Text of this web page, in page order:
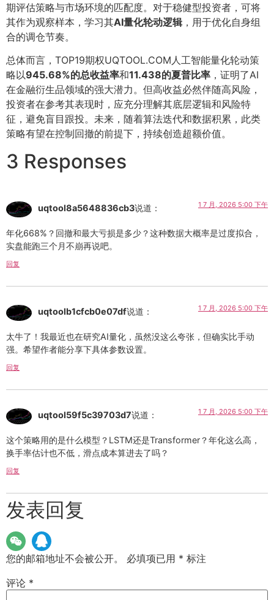
期评估策略与市场环境的匹配度。对于稳健型投资者，可将
其作为观察样本，学习其AI量化轮动逻辑，用于优化自身组
合的调仓节奏。
总体而言，TOP19期权UQTOOL.COM人工智能量化轮动策
略以945.68%的总收益率和11.438的夏普比率 ，证明了AI
在金融衍生品领域的强大潜力。但高收益必然伴随高风险，
投资者在参考其表现时，应充分理解其底层逻辑和风险特
征，避免盲目跟投。未来，随着算法迭代和数据积累，此类
策略有望在控制回撤的前提下，持续创造超额价值。
3 Responses
uqtool8a5648836cb3说道： 1 7 月, 2026 5:00 下午
年化668%？回撤和最大亏损是多少？这种数据大概率是过度拟合，
实盘能跑三个月不崩再说吧。
回复
uqtoolb1cfcb0e07df说道： 1 7 月, 2026 5:00 下午
太牛了！我最近也在研究AI量化，虽然没这么夸张，但确实比手动
强。希望作者能分享下具体参数设置。
回复
uqtool59f5c39703d7说道： 1 7 月, 2026 5:00 下午
这个策略用的是什么模型？LSTM还是Transformer？年化这么高，
换手率估计也不低，滑点成本算进去了吗？
回复
发表回复
您的邮箱地址不会被公开。 必填项已用 * 标注
评论 *